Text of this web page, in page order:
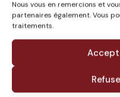
Nous vous en remercions et
partenaires également. Vous
traitements.